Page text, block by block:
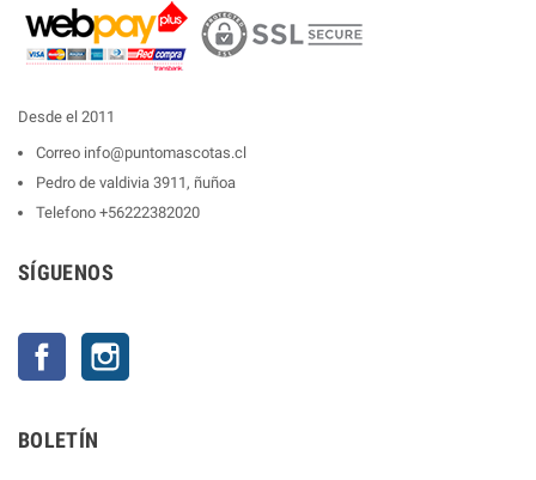
Desde el 2011
Correo info@puntomascotas.cl
Pedro de valdivia 3911, ñuñoa
Telefono +56222382020
SÍGUENOS
Facebook
BOLETÍN